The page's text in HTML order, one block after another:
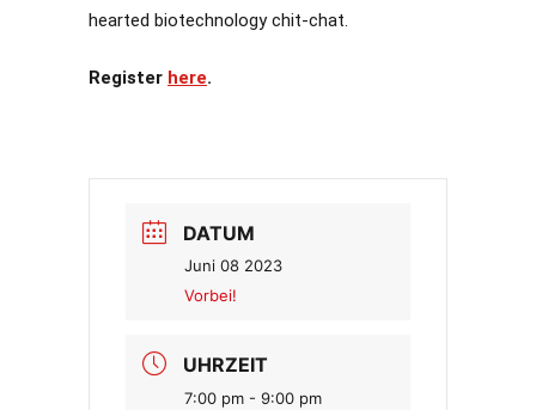
hearted biotechnology chit-chat.
Register here.
DATUM
Juni 08 2023
Vorbei!
UHRZEIT
7:00 pm - 9:00 pm